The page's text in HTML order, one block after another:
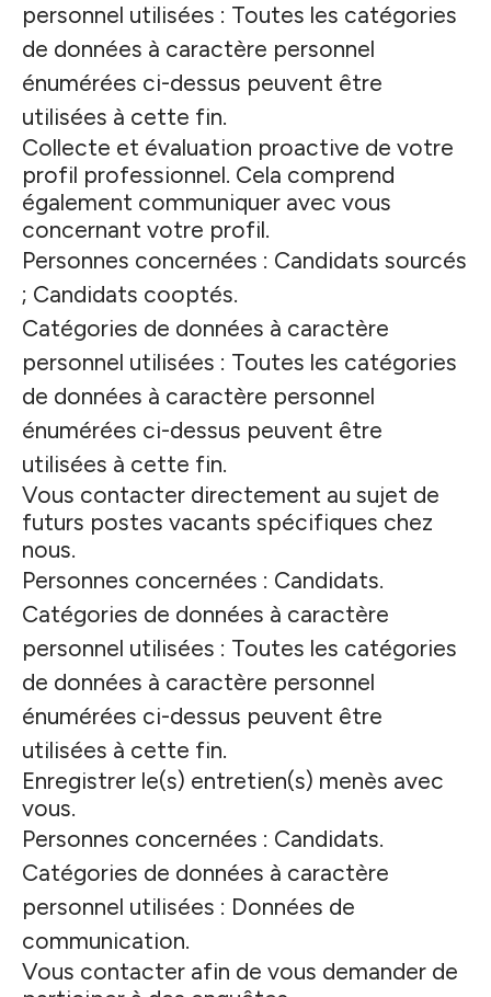
personnel utilisées : Toutes les catégories
de données à caractère personnel
énumérées ci-dessus peuvent être
utilisées à cette fin.
Collecte et évaluation proactive de votre
profil professionnel. Cela comprend
également communiquer avec vous
concernant votre profil.
Personnes concernées : Candidats sourcés
; Candidats cooptés.
Catégories de données à caractère
personnel utilisées : Toutes les catégories
de données à caractère personnel
énumérées ci-dessus peuvent être
utilisées à cette fin.
Vous contacter directement au sujet de
futurs postes vacants spécifiques chez
nous.
Personnes concernées : Candidats.
Catégories de données à caractère
personnel utilisées : Toutes les catégories
de données à caractère personnel
énumérées ci-dessus peuvent être
utilisées à cette fin.
Enregistrer le(s) entretien(s) menès avec
vous.
Personnes concernées : Candidats.
Catégories de données à caractère
personnel utilisées : Données de
communication.
Vous contacter afin de vous demander de